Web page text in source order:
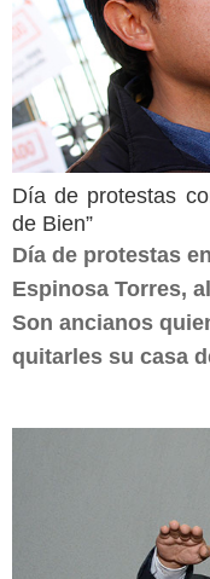
Día de protestas
de Bien”
Día de protestas
Espinosa Torres,
Son ancianos
quitarles su casa